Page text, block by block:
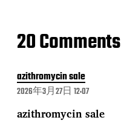
20 Comments
azithromycin sale
2026年3月27日 12:07
azithromycin sale